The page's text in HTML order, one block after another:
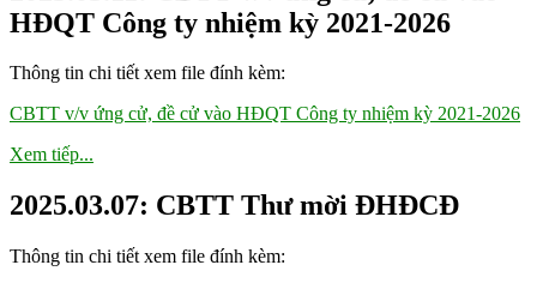
HĐQT Công ty nhiệm kỳ 2021-2026
Thông tin chi tiết xem file đính kèm:
CBTT v/v ứng cử, đề cử vào HĐQT Công ty nhiệm kỳ 2021-2026
Xem tiếp...
2025.03.07: CBTT Thư mời ĐHĐCĐ
Thông tin chi tiết xem file đính kèm: